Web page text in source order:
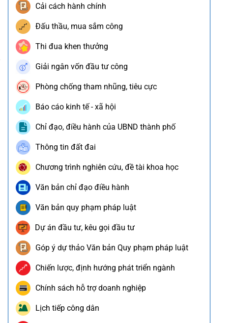
Cải cách hành chính
Đấu thầu, mua sắm công
Thi đua khen thưởng
Giải ngân vốn đầu tư công
Phòng chống tham nhũng, tiêu cực
Báo cáo kinh tế - xã hội
Chỉ đạo, điều hành của UBND thành phố
Thông tin đất đai
Chương trình nghiên cứu, đề tài khoa học
Văn bản chỉ đạo điều hành
Văn bản quy phạm pháp luật
Dự án đầu tư, kêu gọi đầu tư
Góp ý dự thảo Văn bản Quy phạm pháp luật
Chiến lược, định hướng phát triển ngành
Chính sách hỗ trợ doanh nghiệp
Lịch tiếp công dân